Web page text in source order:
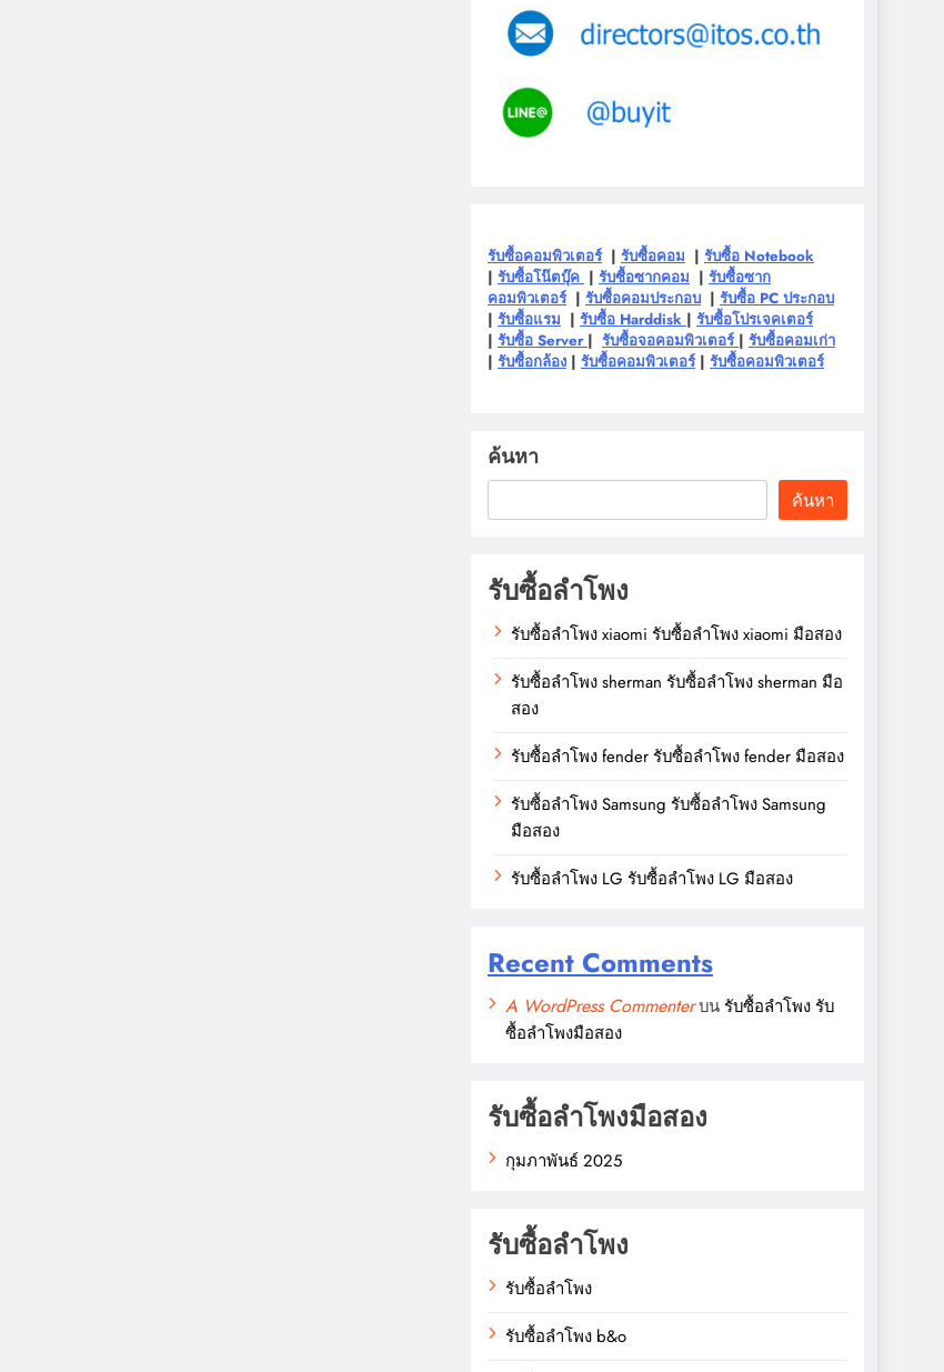
รับซื้อคอมพิวเตอร์| รับซื้อคอม | รับซื้อ Notebook
| รับซื้อโน๊ตบุ๊ค | รับซื้อซากคอม | รับซื้อซาก
คอมพิวเตอร์| รับซื้อคอมประกอบ | รับซื้อ PC ประกอบ
| รับซื้อแรม | รับซื้อ Harddisk | รับซื้อโปรเจคเตอร์
| รับซื้อ Server | รับซื้อจอคอมพิวเตอร์ | รับซื้อคอมเก่า
| รับซื้อกล้อง | รับซื้อคอมพิวเตอร์| รับซื้อคอมพิวเตอร์
ค้นหา
ค้นหา
รับซื้อลำโพง
รับซื้อลำโพง xiaomi รับซื้อลำโพง xiaomi มือสอง
รับซื้อลำโพง sherman รับซื้อลำโพง sherman มือ
สอง
รับซื้อลำโพง fender รับซื้อลำโพง fender มือสอง
รับซื้อลำโพง Samsung รับซื้อลำโพง Samsung
มือสอง
รับซื้อลำโพง LG รับซื้อลำโพง LG มือสอง
Recent Comments
A WordPress Commenterบน รับซื้อลำโพง รับ
ซื้อลำโพงมือสอง
รับซื้อลำโพงมือสอง
กุมภาพันธ์ 2025
รับซื้อลำโพง
รับซื้อลำโพง
รับซื้อลำโพง b&o